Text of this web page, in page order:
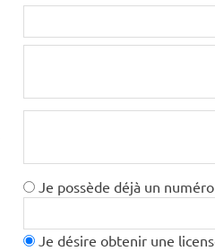
Je possède déjà un
Je désire obtenir une